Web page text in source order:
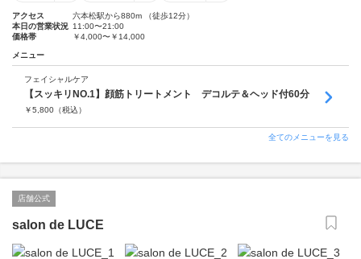
アクセス
六本松駅から880m （徒歩12分）
本日の営業状況 11:00〜21:00
価格帯
￥4,000〜￥14,000
メニュー
フェイシャルケア
【スッキリNO.1】顔筋トリートメント デコルテ＆ヘッド付60分
￥5,800 （税込）
全てのメニューを見る
店舗公式
salon de LUCE